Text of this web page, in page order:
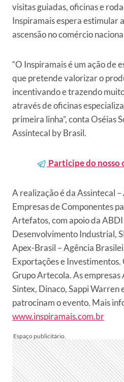
visitas guiadas, oficinas e
Inspiramais espera estimular
ascensão no comércio
“O Inspiramais é um ação de
que pretende valorizar o
incentivando e trazendo
através de oficinas
primeira linha”, conta Oséias
Assintecal by Brasil.
Participe do nosso
A realização é da Assintecal
Empresas de Componentes
Artefatos, com apoio da
Desenvolvimento Industrial,
Apex-Brasil – Agência
Exportações e
Grupo Artecola. As empresas
Sintex, Dinaco, Sappi Warren
patrocinam o evento. Mais
www.inspiramais.com.br